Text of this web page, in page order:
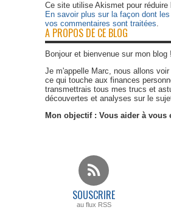
Ce site utilise Akismet pour réduire
En savoir plus sur la façon dont
vos commentaires sont traitées.
A PROPOS DE CE BLOG
Bonjour et bienvenue sur mon blog !
Je m'appelle Marc, nous allons
ce qui touche aux finances
transmettrais tous mes trucs et
découvertes et analyses sur le
Mon objectif : Vous aider à vous
SOUSCRIRE
au flux RSS